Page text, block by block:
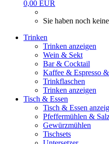
0,00 EUR
Sie haben noch
Trinken
Trinken anzeigen
Wein & Sekt
Bar & Cocktail
Kaffee & Espresso
Trinkflaschen
Trinken anzeigen
Tisch & Essen
Tisch & Essen
Pfeffermühlen &
Gewürzmühlen
Tischsets